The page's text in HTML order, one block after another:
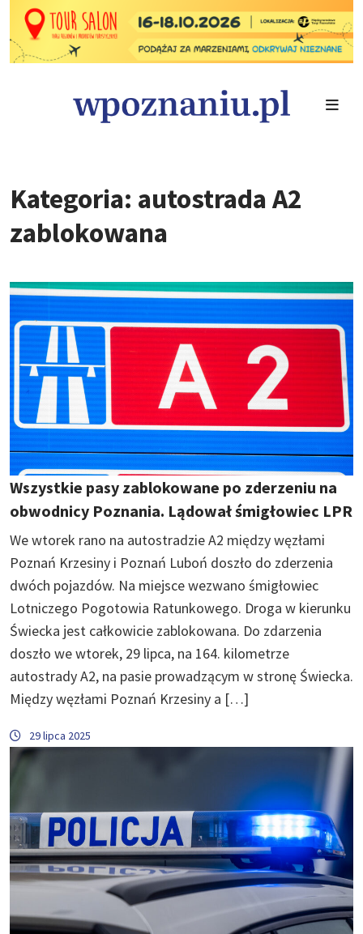
Kategoria: autostrada A2
zablokowana
Wszystkie pasy zablokowane po zderzeniu na
obwodnicy Poznania. Lądował śmigłowiec LPR
We wtorek rano na autostradzie A2 między węzłami
Poznań Krzesiny i Poznań Luboń doszło do zderzenia
dwóch pojazdów. Na miejsce wezwano śmigłowiec
Lotniczego Pogotowia Ratunkowego. Droga w kierunku
Świecka jest całkowicie zablokowana. Do zdarzenia
doszło we wtorek, 29 lipca, na 164. kilometrze
autostrady A2, na pasie prowadzącym w stronę Świecka.
Między węzłami Poznań Krzesiny a […]
29 lipca 2025